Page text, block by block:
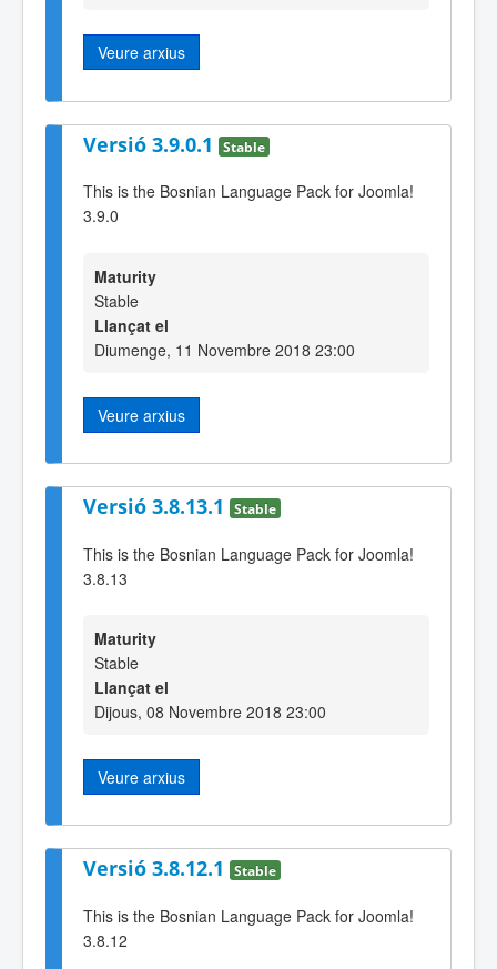
Veure arxius
Versió 3.9.0.1 Stable
This is the Bosnian Language Pack for Joomla!
3.9.0
Maturity
Stable
Llançat el
Diumenge, 11 Novembre 2018 23:00
Veure arxius
Versió 3.8.13.1 Stable
This is the Bosnian Language Pack for Joomla!
3.8.13
Maturity
Stable
Llançat el
Dijous, 08 Novembre 2018 23:00
Veure arxius
Versió 3.8.12.1 Stable
This is the Bosnian Language Pack for Joomla!
3.8.12